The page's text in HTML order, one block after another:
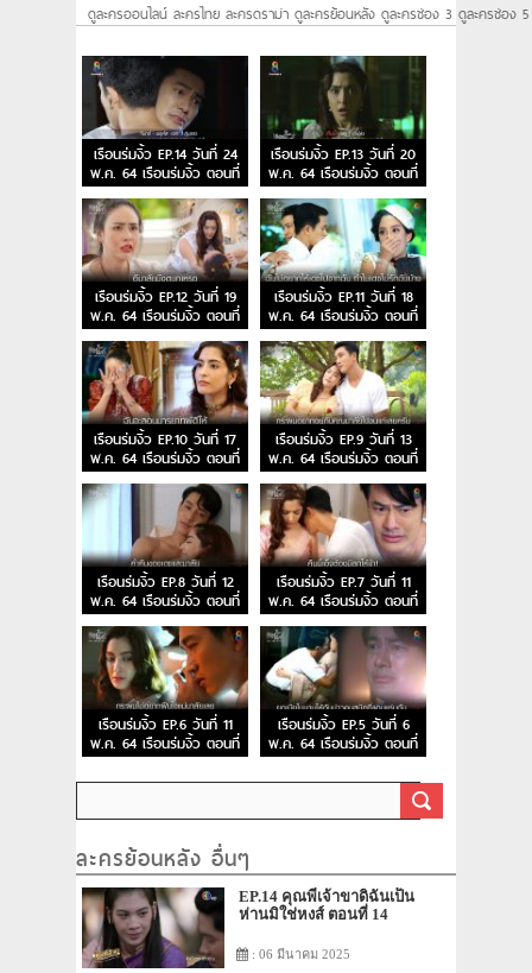
ดูละครออนไลน์ ละครไทย ละครดราม่า ดูละครย้อนหลัง ดูละครช่อง 3 ดูละครช่อง
เรือนร่มงิ้ว EP.14 วันที่ 24
พ.ค. 64 เรือนร่มงิ้ว ตอนที่
14
เรือนร่มงิ้ว EP.13 วันที่ 20
พ.ค. 64 เรือนร่มงิ้ว ตอนที่
13
เรือนร่มงิ้ว EP.12 วันที่ 19
พ.ค. 64 เรือนร่มงิ้ว ตอนที่
12
เรือนร่มงิ้ว EP.11 วันที่ 18
พ.ค. 64 เรือนร่มงิ้ว ตอนที่
11
เรือนร่มงิ้ว EP.10 วันที่ 17
พ.ค. 64 เรือนร่มงิ้ว ตอนที่
10
เรือนร่มงิ้ว EP.9 วันที่ 13
พ.ค. 64 เรือนร่มงิ้ว ตอนที่
9
เรือนร่มงิ้ว EP.8 วันที่ 12
พ.ค. 64 เรือนร่มงิ้ว ตอนที่
8
เรือนร่มงิ้ว EP.7 วันที่ 11
พ.ค. 64 เรือนร่มงิ้ว ตอนที่
7
เรือนร่มงิ้ว EP.6 วันที่ 11
พ.ค. 64 เรือนร่มงิ้ว ตอนที่
6
เรือนร่มงิ้ว EP.5 วันที่ 6
พ.ค. 64 เรือนร่มงิ้ว ตอนที่
5
ละครย้อนหลัง อื่นๆ
EP.14 คุณพี่เจ้าขาดิฉันเป็น
ห่านมิใช่หงส์ ตอนที่ 14
: 06 มีนาคม 2025